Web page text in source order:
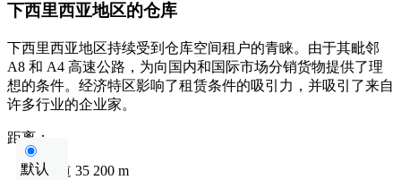
下西里西亚地区的仓库
下西里西亚地区持续受到仓库空间租户的青睐。由于其毗邻
A8 和 A4 高速公路，为向国内和国际市场分销货物提供了理
想的条件。经济特区影响了租赁条件的吸引力，并吸引了来自
许多行业的企业家。
默认
距离：
国道 35 200 m